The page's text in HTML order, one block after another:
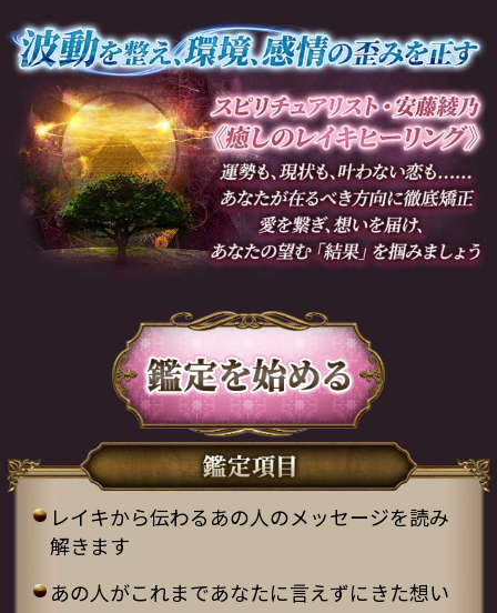
レイキから伝わるあの人のメッセージを読み
解きます
あの人がこれまであなたに言えずにきた想い